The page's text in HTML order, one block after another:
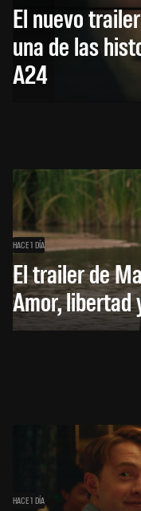
El nuevo
una de las
A24
HACE 1 DÍA
El trailer de
Amor, libertad
HACE 1 DÍA